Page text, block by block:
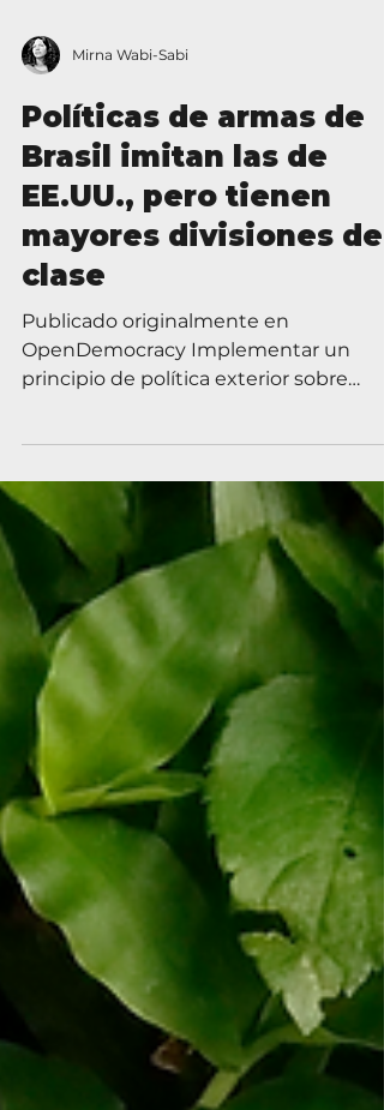
Mirna Wabi-Sabi
Políticas de armas de
Brasil imitan las de
EE.UU., pero tienen
mayores divisiones de
clase
armas podría acentuar aún más las...